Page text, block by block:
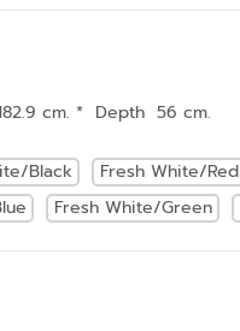
cm. * Depth 56 cm.
Black Fresh White/Red
Fresh White/Green